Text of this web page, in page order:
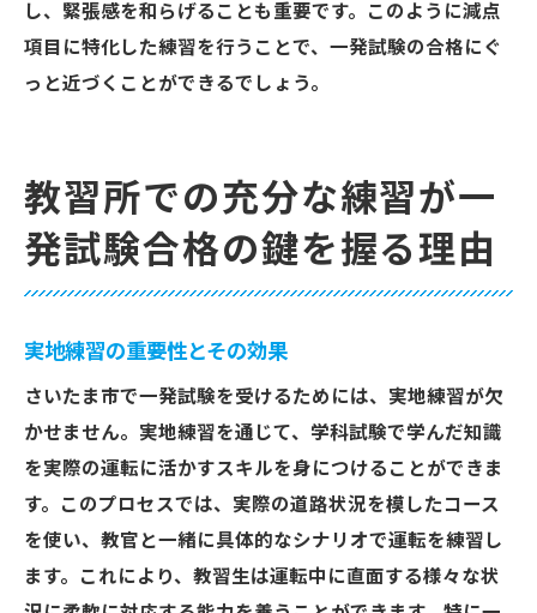
し、緊張感を和らげることも重要です。このように減点
項目に特化した練習を行うことで、一発試験の合格にぐ
っと近づくことができるでしょう。
教習所での充分な練習が一
発試験合格の鍵を握る理由
実地練習の重要性とその効果
さいたま市で一発試験を受けるためには、実地練習が欠
かせません。実地練習を通じて、学科試験で学んだ知識
を実際の運転に活かすスキルを身につけることができま
す。このプロセスでは、実際の道路状況を模したコース
を使い、教官と一緒に具体的なシナリオで運転を練習し
ます。これにより、教習生は運転中に直面する様々な状